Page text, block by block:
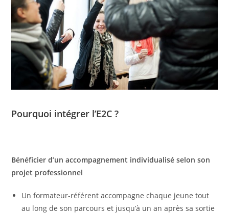
Pourquoi intégrer l’E2C ?
Bénéficier d’un accompagnement individualisé selon son
projet professionnel
Un formateur-référent accompagne chaque jeune tout
au long de son parcours et jusqu’à un an après sa sortie